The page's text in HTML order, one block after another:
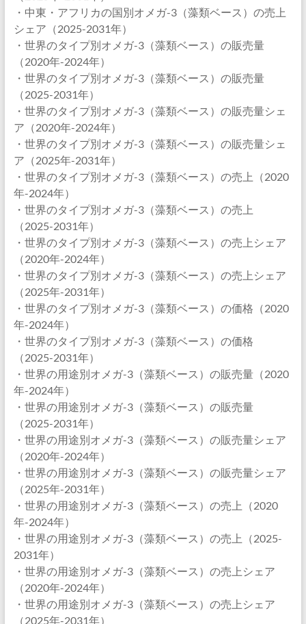
・中東・アフリカの国別オメガ-3（藻類ベース）の売上
シェア（2025-2031年）
・世界のタイプ別オメガ-3（藻類ベース）の販売量
（2020年-2024年）
・世界のタイプ別オメガ-3（藻類ベース）の販売量
（2025-2031年）
・世界のタイプ別オメガ-3（藻類ベース）の販売量シェ
ア（2020年-2024年）
・世界のタイプ別オメガ-3（藻類ベース）の販売量シェ
ア（2025年-2031年）
・世界のタイプ別オメガ-3（藻類ベース）の売上（2020
年-2024年）
・世界のタイプ別オメガ-3（藻類ベース）の売上
（2025-2031年）
・世界のタイプ別オメガ-3（藻類ベース）の売上シェア
（2020年-2024年）
・世界のタイプ別オメガ-3（藻類ベース）の売上シェア
（2025年-2031年）
・世界のタイプ別オメガ-3（藻類ベース）の価格（2020
年-2024年）
・世界のタイプ別オメガ-3（藻類ベース）の価格
（2025-2031年）
・世界の用途別オメガ-3（藻類ベース）の販売量（2020
年-2024年）
・世界の用途別オメガ-3（藻類ベース）の販売量
（2025-2031年）
・世界の用途別オメガ-3（藻類ベース）の販売量シェア
（2020年-2024年）
・世界の用途別オメガ-3（藻類ベース）の販売量シェア
（2025年-2031年）
・世界の用途別オメガ-3（藻類ベース）の売上（2020
年-2024年）
・世界の用途別オメガ-3（藻類ベース）の売上（2025-
2031年）
・世界の用途別オメガ-3（藻類ベース）の売上シェア
（2020年-2024年）
・世界の用途別オメガ-3（藻類ベース）の売上シェア
（2025年-2031年）